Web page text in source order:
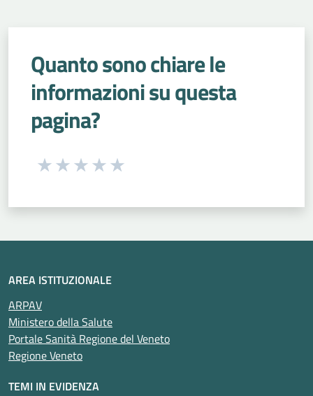
Quanto sono chiare le
informazioni su questa
pagina?
Seleziona una valutazione da 1 a 5 stelle
AREA ISTITUZIONALE
ARPAV
Ministero della Salute
Portale Sanità Regione del Veneto
Regione Veneto
TEMI IN EVIDENZA